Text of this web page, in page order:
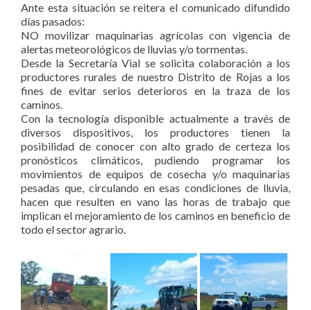
Ante esta situación se reitera el comunicado difundido
días pasados:
NO movilizar maquinarias agrícolas con vigencia de
alertas meteorológicos de lluvias y/o tormentas.
Desde la Secretaría Vial se solicita colaboración a los
productores rurales de nuestro Distrito de Rojas a los
fines de evitar serios deterioros en la traza de los
caminos.
Con la tecnología disponible actualmente a través de
diversos dispositivos, los productores tienen la
posibilidad de conocer con alto grado de certeza los
pronósticos climáticos, pudiendo programar los
movimientos de equipos de cosecha y/o maquinarias
pesadas que, circulando en esas condiciones de lluvia,
hacen que resulten en vano las horas de trabajo que
implican el mejoramiento de los caminos en beneficio de
todo el sector agrario.